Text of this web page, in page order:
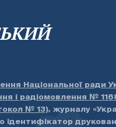
Національної ради
і радіомовлення №
№ 13), журналу
ідентифікатор